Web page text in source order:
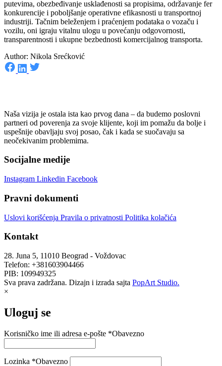
putevima, obezbeđivanje usklađenosti sa propisima, održavanje fer
konkurencije i poboljšanje operativne efikasnosti u transportnoj
industriji. Tačnim beleženjem i praćenjem podataka o vozaču i
vozilu, oni igraju vitalnu ulogu u povećanju odgovornosti,
transparentnosti i ukupne bezbednosti komercijalnog transporta.
Author: Nikola Srećković
Naša vizija je ostala ista kao prvog dana – da budemo poslovni
partneri od poverenja za svoje klijente, koji im pomažu da bolje i
uspešnije obavljaju svoj posao, čak i kada se suočavaju sa
neočekivanim problemima.
Socijalne medije
Instagram Linkedin Facebook
Pravni dokumenti
Uslovi korišćenja Pravila o privatnosti Politika kolačića
Kontakt
28. Juna 5, 11010 Beograd - Voždovac
Telefon: +381603904466
PIB: 109949325
Sva prava zadržana. Dizajn i izrada sajta PopArt Studio.
×
Uloguj se
Korisničko ime ili adresa e-pošte *Obavezno
Lozinka *Obavezno